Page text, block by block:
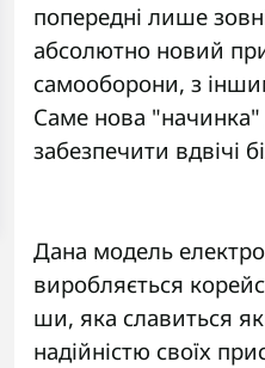
попередні лише
абсолютно новий
самооборони, з
Саме нова
забезпечити вдвічі
Дана модель
виробляється
ши, яка славиться
надійністю своїх